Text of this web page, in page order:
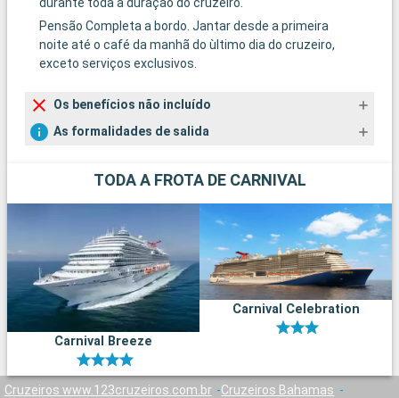
Pensão Completa a bordo. Jantar desde a primeira
noite até o café da manhã do ùltimo dia do cruzeiro,
exceto serviços exclusivos.
Os benefícios não incluído
As formalidades de salida
TODA A FROTA DE CARNIVAL
Carnival Breeze
Carnival Celebration
Cruzeiros www.123cruzeiros.com.br
Cruzeiros Bahamas